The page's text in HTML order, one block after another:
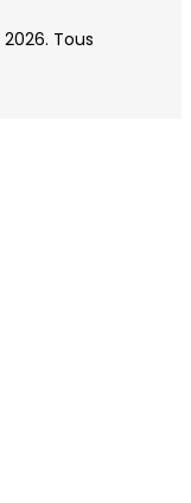
2026. Tous